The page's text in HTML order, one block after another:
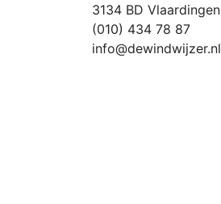
3134 BD Vlaardingen
(010) 434 78 87
info@dewindwijzer.nl